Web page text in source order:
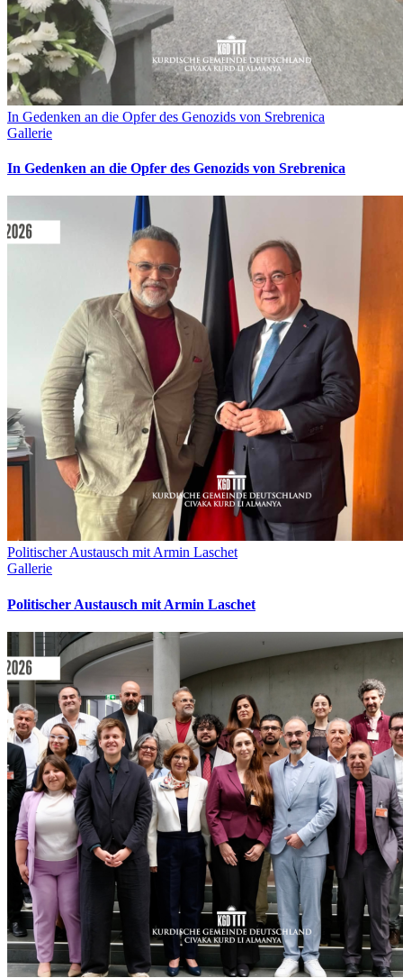
In Gedenken an die Opfer des Genozids von Srebrenica
Gallerie
In Gedenken an die Opfer des Genozids von Srebrenica
Politischer Austausch mit Armin Laschet
Gallerie
Politischer Austausch mit Armin Laschet